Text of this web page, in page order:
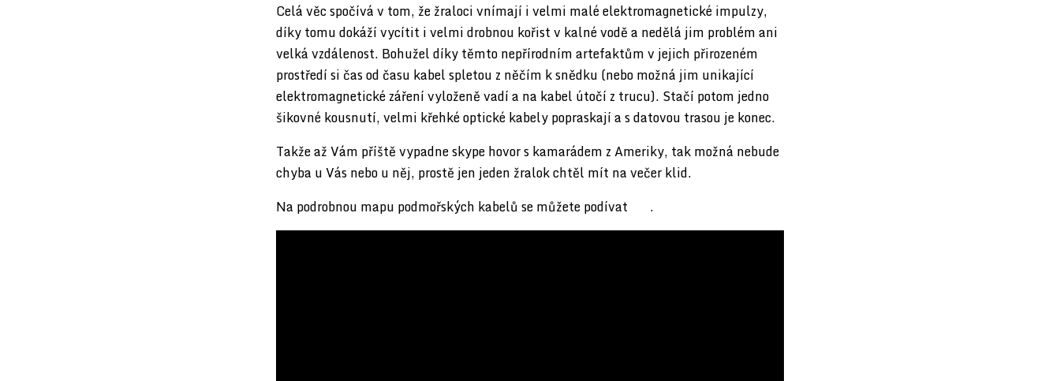
Celá věc spočívá v tom, že žraloci vnímají i velmi malé elektromagnetické impulzy,
díky tomu dokáží vycítit i velmi drobnou kořist v kalné vodě a nedělá jim problém ani
velká vzdálenost. Bohužel díky těmto nepřírodním artefaktům v jejich přirozeném
prostředí si čas od času kabel spletou z něčím k snědku (nebo možná jim unikající
elektromagnetické záření vyloženě vadí a na kabel útočí z trucu). Stačí potom jedno
šikovné kousnutí, velmi křehké optické kabely popraskají a s datovou trasou je konec.
Takže až Vám příště vypadne skype hovor s kamarádem z Ameriky, tak možná nebude
chyba u Vás nebo u něj, prostě jen jeden žralok chtěl mít na večer klid.
Na podrobnou mapu podmořských kabelů se můžete podívat
.